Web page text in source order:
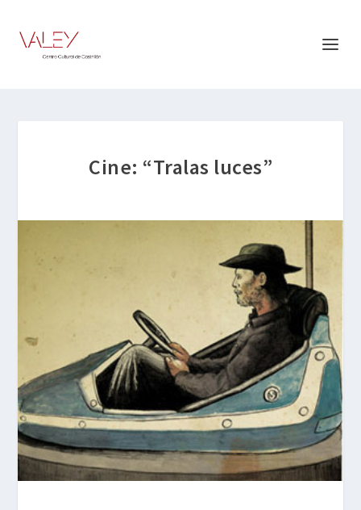
Cine: “Tralas luces”